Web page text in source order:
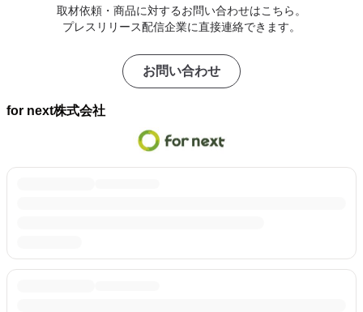
取材依頼・商品に対するお問い合わせはこちら。
プレスリリース配信企業に直接連絡できます。
お問い合わせ
for next株式会社